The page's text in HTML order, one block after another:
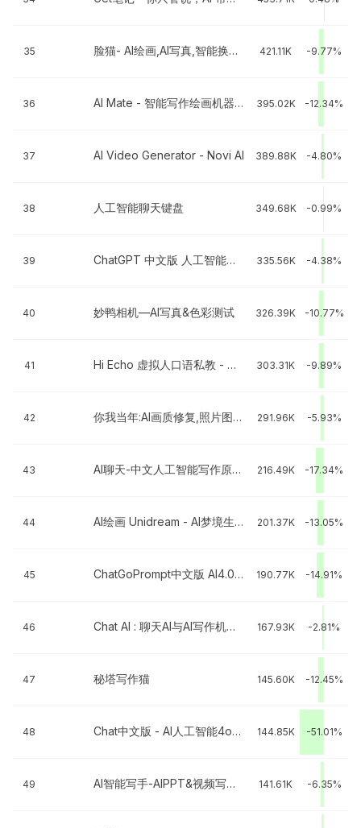
35 脸猫- AI绘画,AI写真,智能换装特效视频一键制作 421.11K -9.77%
36 AI Mate - 智能写作绘画机器人 395.02K -12.34%
37 AI Video Generator - Novi AI 389.88K -4.80%
38 人工智能聊天键盘 349.68K -0.99%
39 ChatGPT 中文版 人工智能聊天 335.56K -4.38%
40 妙鸭相机—AI写真&色彩测试 326.39K -10.77%
41 Hi Echo 虚拟人口语私教 - 口语学习方案解决者 303.31K -9.89%
42 你我当年:AI画质修复,照片图片视频高清修复,图像更清晰 291.96K -5.93%
43 AI聊天-中文人工智能写作原创文案助手 216.49K -17.34%
44 AI绘画 Unidream - AI梦境生成器 201.37K -13.05%
45 ChatGoPrompt中文版 AI4.0人工智能 190.77K -14.91%
46 Chat AI : 聊天AI与AI写作机器人 Chatbot 167.93K -2.81%
47 秘塔写作猫 145.60K -12.45%
48 Chat中文版 - AI人工智能4o助手机器人 144.85K -51.01%
49 AI智能写手-AIPPT&视频写作报告一键生成 141.61K -6.35%